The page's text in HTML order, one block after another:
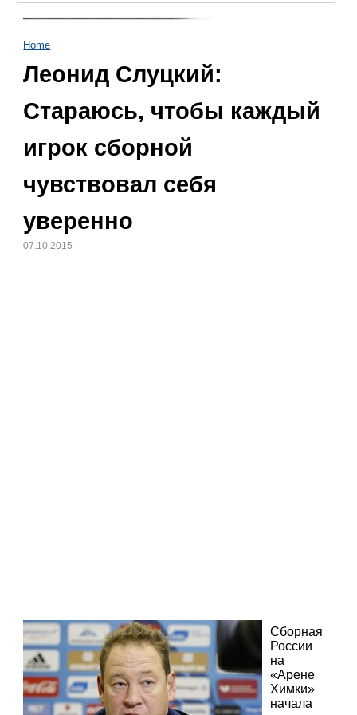
Home
Леонид Слуцкий:
Стараюсь, чтобы каждый
игрок сборной
чувствовал себя
уверенно
07.10.2015
Сборная
России
на
«Арене
Химки»
начала